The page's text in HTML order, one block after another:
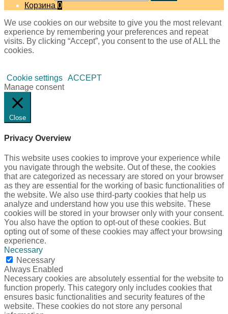
Корзина 0
We use cookies on our website to give you the most relevant
experience by remembering your preferences and repeat
visits. By clicking “Accept”, you consent to the use of ALL the
cookies.
Cookie settings ACCEPT
Manage consent
Close
Privacy Overview
This website uses cookies to improve your experience while
you navigate through the website. Out of these, the cookies
that are categorized as necessary are stored on your browser
as they are essential for the working of basic functionalities of
the website. We also use third-party cookies that help us
analyze and understand how you use this website. These
cookies will be stored in your browser only with your consent.
You also have the option to opt-out of these cookies. But
opting out of some of these cookies may affect your browsing
experience.
Necessary
Necessary
Always Enabled
Necessary cookies are absolutely essential for the website to
function properly. This category only includes cookies that
ensures basic functionalities and security features of the
website. These cookies do not store any personal